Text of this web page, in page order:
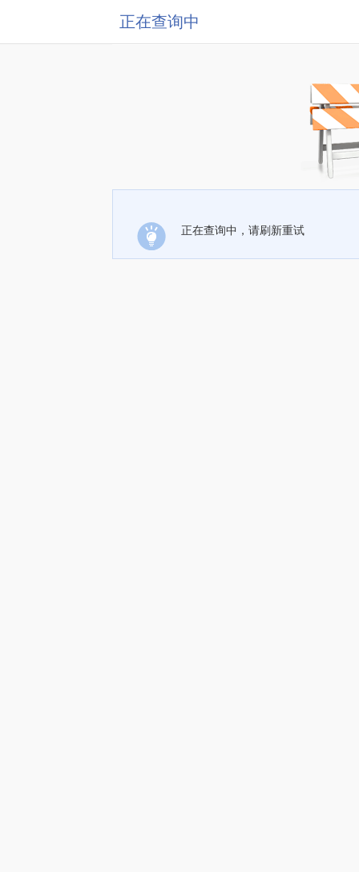
正在查询中
正在查询中，请刷新重试